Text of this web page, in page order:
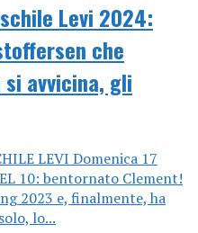
Levi 2024:
che
avvicina, gli
LEVI Domenica 17
10: bentornato Clement!
2023 e, finalmente, ha
lo...